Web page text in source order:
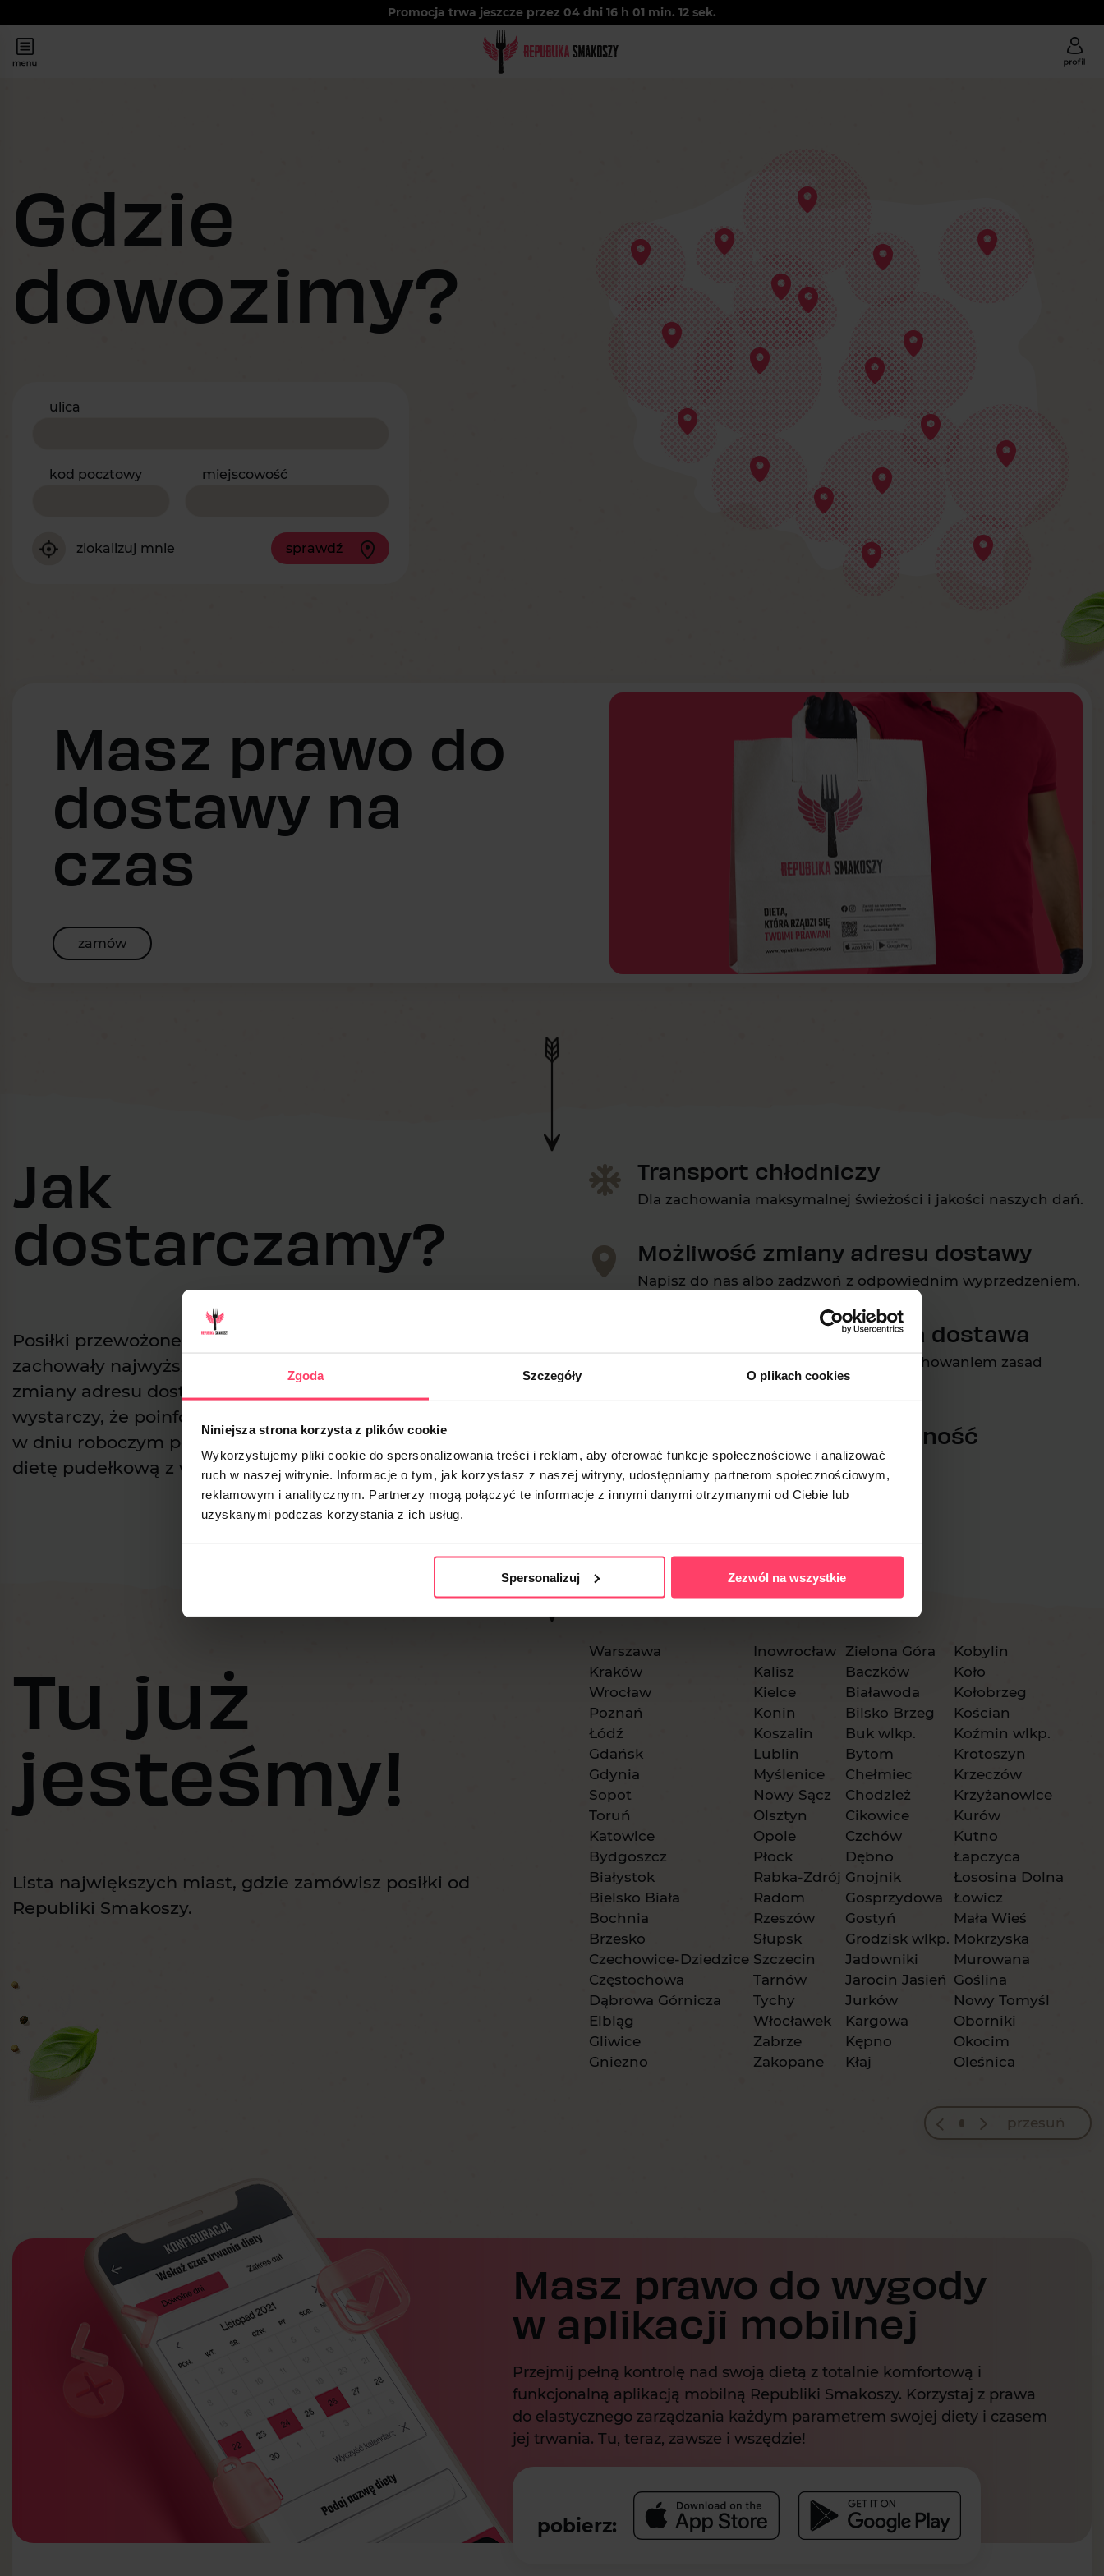
Zgoda Szczegóły O plikach cookies
Niniejsza strona korzysta z plików cookie
Wykorzystujemy pliki cookie do spersonalizowania treści i reklam, aby oferować funkcje społecznościowe i analizować
ruch w naszej witrynie. Informacje o tym, jak korzystasz z naszej witryny, udostępniamy partnerom społecznościowym,
reklamowym i analitycznym. Partnerzy mogą połączyć te informacje z innymi danymi otrzymanymi od Ciebie lub
uzyskanymi podczas korzystania z ich usług.
Spersonalizuj Zezwól na wszystkie
Promocja trwa jeszcze przez04 dni16 h01 min.11sek.
Gdzie
dowozimy?
ulica
kod pocztowy miejscowość
zlokalizuj mnie sprawdź
Masz prawo do
dostawy na
czas
zamów
Jak
dostarczamy?
Posiłki przewożone są transportem chłodniczym, by
zachowały najwyższą świeżość. Dajemy Ci możliwość
zmiany adresu dostaw podczas trwania zamówienia,
wystarczy, że poinformujesz nas o tym do godziny 10:00
w dniu roboczym poprzedzającym dostawę. Zamów
dietę pudełkową z wygodnym, bezpiecznym dowozem!
Transport chłodniczy
Dla zachowania maksymalnej świeżości i jakości naszych dań.
Możliwość zmiany adresu dostawy
Napisz do nas albo zadzwoń z odpowiednim wyprzedzeniem.
Bezpieczna i komfortowa dostawa
Bez nagłych pobudek i telefonów, z zachowaniem zasad
Punktualność i niezawodność
Zawsze dostarczamy na czas.
Tu już
jesteśmy!
Lista największych miast, gdzie zamówisz posiłki od
Republiki Smakoszy.
Warszawa
Kraków
Wrocław
Poznań
Łódź
Gdańsk
Gdynia
Sopot
Toruń
Katowice
Bydgoszcz
Białystok
Bielsko Biała
Bochnia
Brzesko
Czechowice-Dziedzice
Częstochowa
Dąbrowa Górnicza
Elbląg
Gliwice
Gniezno
Inowrocław
Kalisz
Kielce
Konin
Koszalin
Lublin
Myślenice
Nowy Sącz
Olsztyn
Opole
Płock
Rabka-Zdrój
Radom
Rzeszów
Słupsk
Szczecin
Tarnów
Tychy
Włocławek
Zabrze
Zakopane
Zielona Góra
Baczków
Białawoda
Bilsko Brzeg
Buk wlkp.
Bytom
Chełmiec
Chodzież
Cikowice
Czchów
Dębno
Gnojnik
Gosprzydowa
Gostyń
Grodzisk wlkp.
Jadowniki
Jarocin Jasień
Jurków
Kargowa
Kępno
Kłaj
Kobylin
Koło
Kołobrzeg
Kościan
Koźmin wlkp.
Krotoszyn
Krzeczów
Krzyżanowice
Kurów
Kutno
Łapczyca
Łososina Dolna
Łowicz
Mała Wieś
Mokrzyska
Murowana
Goślina
Nowy Tomyśl
Oborniki
Okocim
Oleśnica
przesuń
Masz prawo do wygody
w aplikacji mobilnej
Przejmij pełną kontrolę nad swoją dietą z totalnie komfortową i
funkcjonalną aplikacją mobilną Republiki Smakoszy. Korzystaj z prawa
do elastycznego zarządzania każdym parametrem swojej diety i czasem
jej trwania. Tu, teraz, zawsze i wszędzie!
pobierz: